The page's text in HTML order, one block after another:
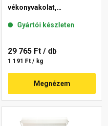
vékonyvakolat,
41-E 25 kg
Gyártói készleten
29 765 Ft / db
1 191 Ft / kg
Megnézem